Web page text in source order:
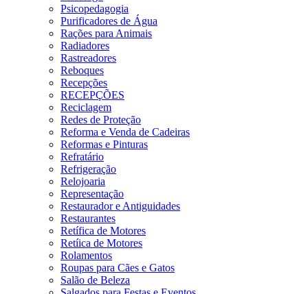
Psicopedagogia
Purificadores de Água
Rações para Animais
Radiadores
Rastreadores
Reboques
Recepções
RECEPÇÕES
Reciclagem
Redes de Proteção
Reforma e Venda de Cadeiras
Reformas e Pinturas
Refratário
Refrigeração
Relojoaria
Representação
Restaurador e Antiguidades
Restaurantes
Retífica de Motores
Retíica de Motores
Rolamentos
Roupas para Cães e Gatos
Salão de Beleza